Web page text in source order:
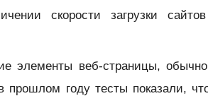
скорости загрузки
элементы веб-страницы,
прошлом году тесты показали,